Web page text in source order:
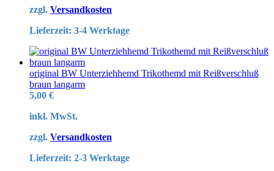
zzgl. Versandkosten
Lieferzeit: 3-4 Werktage
original BW Unterziehhemd Trikothemd mit Reißverschluß
braun langarm
5,00 €
inkl. MwSt.
zzgl. Versandkosten
Lieferzeit: 2-3 Werktage